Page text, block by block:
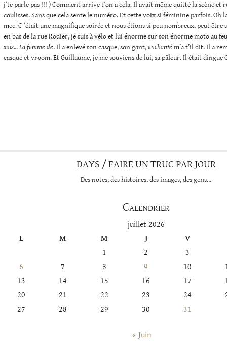
j’te parle pas !!! ) Comment arrive t’on a cela. Il avait même quitté la scène et
coulisses. Sans que cela sente le numéro. Et cette voix si féminine parfois. Oh
mec. C ’était une magnifique soirée et nous étions si peu nombreux, peut être
en bas de la rue Rodier, je suis à vélo et lui énorme sur son énorme moto au
suis… La femme de. Il a enlevé son casque, son gant,enchantém’a t’il dit. Il a
casque et vroom. Et Guillaume, je me souviens de lui, sa pâleur. Il était dingue
DAYS / FAIRE UN TRUC PAR JOUR
Des notes, des histoires, des images, des gens…
Calendrier
juillet 2026
L
M M J
V
1
2
3
6
7 8 9 10
13
14 15 16 17
20
21 22 23 24
27
28 29 30 31
« Juin